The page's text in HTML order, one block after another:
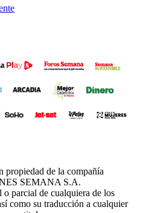
propiedad de la compañía
SEMANA S.A.
parcial de cualquiera de los
como su traducción a cualquier